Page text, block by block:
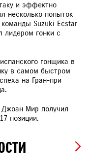
и эффектно
несколько попыток
Suzuki Ecstar
лидером гонки с
гонщика в
в самом быстром
на Гран-при
Мир получил
позиции.